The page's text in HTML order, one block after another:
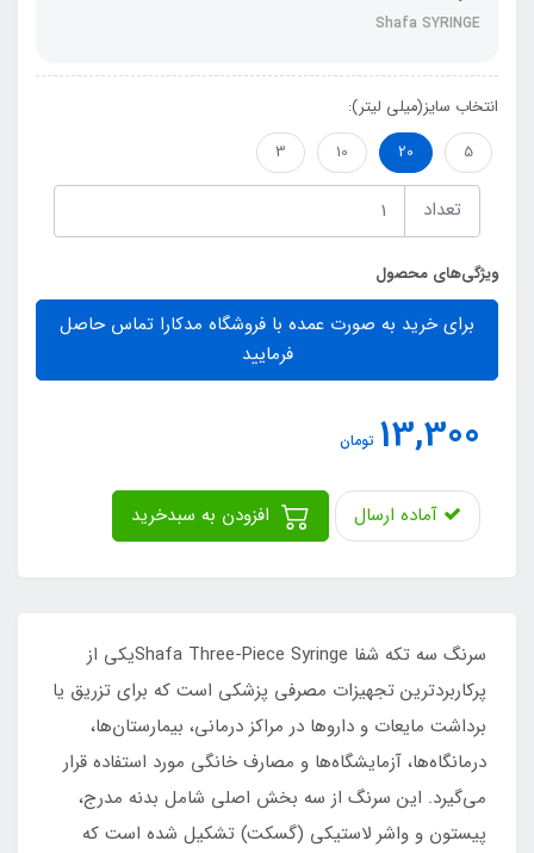
Shafa SYRINGE
انتخاب سایز(میلی لیتر):
5
20
10
3
تعداد
ویژگی‌های محصول
برای خرید به صورت عمده با فروشگاه مدکارا تماس حاصل
فرمایید
13,300 تومان
آماده ارسال
سرنگ سه تکه شفا Shafa Three-Piece Syringeیکی از
پرکاربردترین تجهیزات مصرفی پزشکی است که برای تزریق یا
برداشت مایعات و داروها در مراکز درمانی، بیمارستان‌ها،
درمانگاه‌ها، آزمایشگاه‌ها و مصارف خانگی مورد استفاده قرار
می‌گیرد. این سرنگ از سه بخش اصلی شامل بدنه مدرج،
پیستون و واشر لاستیکی (گسکت) تشکیل شده است که